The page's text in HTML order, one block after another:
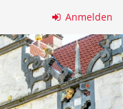
Anmelden